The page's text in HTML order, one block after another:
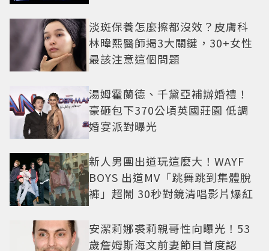
淡斑保養怎麼擦都沒效？皮膚科
林暐熙醫師揭3大關鍵，30+女性
最該注意這個問題
湯姆霍蘭德、千黛亞補辦婚禮！
豪砸包下370公頃英國莊園 低調
婚宴派對曝光
新人男團出道玩這麼大！WAYF
BOYS 出道MV「跳舞跳到集體脫
褲」超鬧 30秒對鏡清唱影片爆紅
安潔莉娜裘莉親哥性向曝光！53
歲詹姆斯海文前妻節目首度認